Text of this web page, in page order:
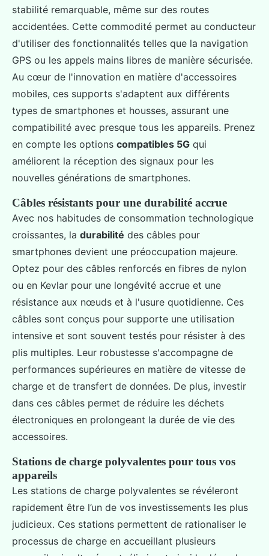
stabilité remarquable, même sur des routes
accidentées. Cette commodité permet au conducteur
d'utiliser des fonctionnalités telles que la navigation
GPS ou les appels mains libres de manière sécurisée.
Au cœur de l'innovation en matière d'accessoires
mobiles, ces supports s'adaptent aux différents
types de smartphones et housses, assurant une
compatibilité avec presque tous les appareils. Prenez
en compte les options compatibles 5G qui
améliorent la réception des signaux pour les
nouvelles générations de smartphones.
Câbles résistants pour une durabilité accrue
Avec nos habitudes de consommation technologique
croissantes, la durabilité des câbles pour
smartphones devient une préoccupation majeure.
Optez pour des câbles renforcés en fibres de nylon
ou en Kevlar pour une longévité accrue et une
résistance aux nœuds et à l'usure quotidienne. Ces
câbles sont conçus pour supporte une utilisation
intensive et sont souvent testés pour résister à des
plis multiples. Leur robustesse s'accompagne de
performances supérieures en matière de vitesse de
charge et de transfert de données. De plus, investir
dans ces câbles permet de réduire les déchets
électroniques en prolongeant la durée de vie des
accessoires.
Stations de charge polyvalentes pour tous vos
appareils
Les stations de charge polyvalentes se révéleront
rapidement être l’un de vos investissements les plus
judicieux. Ces stations permettent de rationaliser le
processus de charge en accueillant plusieurs